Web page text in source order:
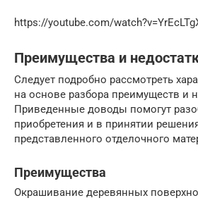
https://youtube.com/
Преимущества и
Следует подробно рассмотреть
на основе разбора преимуществ и
Приведенные доводы помогут
приобретения и в принятии
представленного отделочного
Преимущества
Окрашивание деревянных